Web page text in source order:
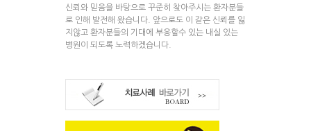
신뢰와 믿음을 바탕으로 꾸준히 찾아주시는 환자분들
로 인해 발전해 왔습니다. 앞으로도 이 같은 신뢰를 잃
지않고 환자분들의 기대에 부응할수 있는 내실 있는
병원이 되도록 노력하겠습니다.